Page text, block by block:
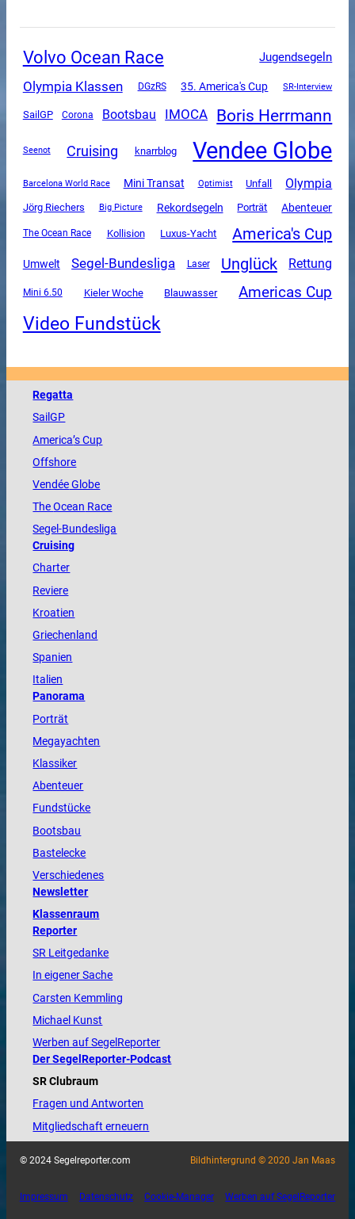
Volvo Ocean Race Jugendsegeln
Olympia Klassen DGzRS 35. America's Cup SR-Interview
SailGP Corona Bootsbau IMOCA Boris Herrmann
Seenot Cruising knarrblog Vendee Globe
Barcelona World Race Mini Transat Optimist Unfall Olympia
Jörg Riechers Big Picture Rekordsegeln Porträt Abenteuer
The Ocean Race Kollision Luxus-Yacht America's Cup
Umwelt Segel-Bundesliga Laser Unglück Rettung
Mini 6.50 Kieler Woche Blauwasser Americas Cup
Video Fundstück
Regatta
SailGP
America’s Cup
Offshore
VendéeGlobe
TheOcean Race
Segel-Bundesliga
Cruising
Charter
Reviere
Kroatien
Griechenland
Spanien
Italien
Panorama
Porträt
Megayachten
Klassiker
Abenteuer
Fundstücke
Bootsbau
Bastelecke
Verschiedenes
Newsletter
Klassenraum
Reporter
SR Leitgedanke
In eigener Sache
Carsten Kemmling
Michael Kunst
Werben auf SegelReporter
Der SegelReporter-Podcast
SR Clubraum
Fragen und Antworten
Mitgliedschaft erneuern
© 2024 Segelreporter.com Bildhintergrund © 2020 Jan Maas
Impressum Datenschutz Cookie-Manager Werben auf SegelReporter